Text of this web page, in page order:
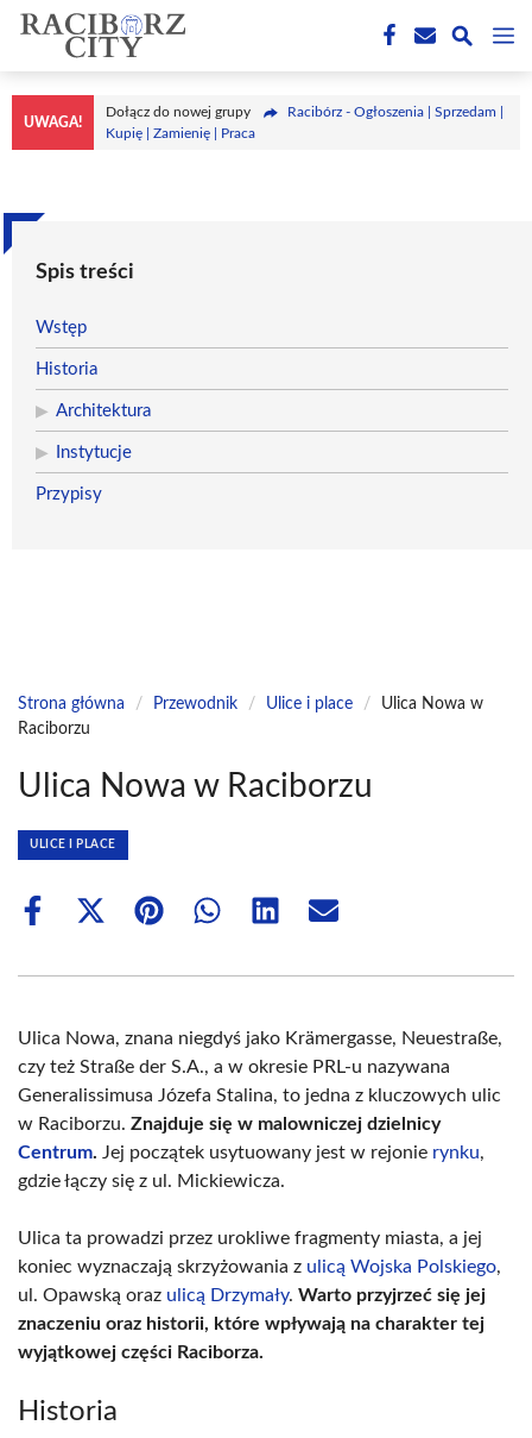
Przejdź
treści
UWAGA!
Dołącz do nowej grupy
Racibórz - Ogłoszenia | Sprzedam |
Kupię | Zamienię | Praca
Spis treści
Wstęp
Historia
Architektura
Instytucje
Przypisy
Strona główna / Przewodnik / Ulice i place /
Ulica Nowa w
Raciborzu
Ulica Nowa w Raciborzu
ULICE I PLACE
Share
Share
(Twitter)
Share Share Share Share
Ulica Nowa, znana niegdyś jako Krämergasse, Neuestraße,
czy też Straße der S.A., a w okresie PRL-u nazywana
Generalissimusa Józefa Stalina, to jedna z kluczowych ulic
w Raciborzu. Znajduje się w malowniczej dzielnicy
Centrum. Jej początek usytuowany jest w rejonie rynku,
gdzie łączy się z ul. Mickiewicza.
Ulica ta prowadzi przez urokliwe fragmenty miasta, a jej
koniec wyznaczają skrzyżowania z ulicą Wojska Polskiego,
ul. Opawską oraz ulicą Drzymały. Warto przyjrzeć się jej
znaczeniu oraz historii, które wpływają na charakter tej
wyjątkowej części Raciborza.
Historia